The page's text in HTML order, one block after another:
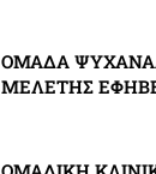
ΟΜΑΔΑ
ΜΕΛΕΤΗΣ